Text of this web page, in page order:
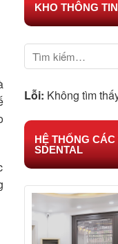
KHO THÔNG
Lỗi: Không tìm
HỆ THỐNG
SDENTAL